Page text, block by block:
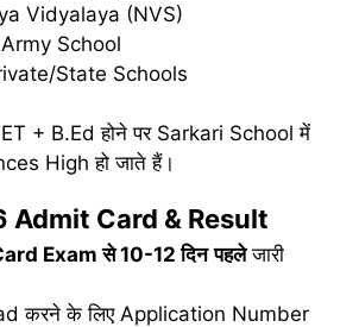
Vidyalaya (NVS)
School
State Schools
+ B.Ed होने पर Sarkari School में
High हो जाते हैं।
Admit Card & Result
Examसे10-12दिन पहलेजारी
करने के लिए Application Number